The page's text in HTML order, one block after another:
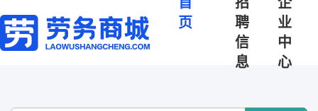
页
聘
信
息
业
中
心